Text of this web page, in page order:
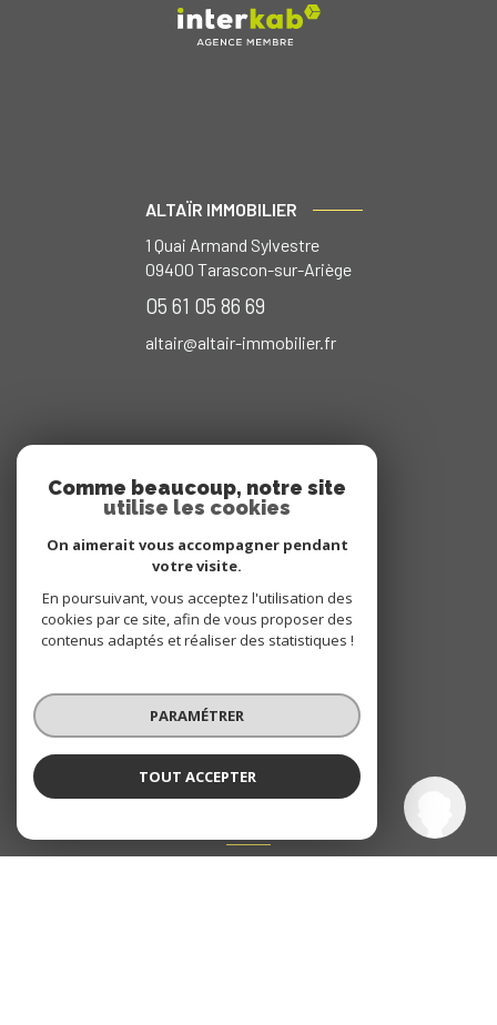
Altaïr immobilier
ALTAÏR IMMOBILIER
1 Quai Armand Sylvestre
09400 Tarascon-sur-Ariège
05 61 05 86 69
altair@altair-immobilier.fr
Comme beaucoup, notre site
utilise les cookies
On aimerait vous accompagner pendant
votre visite.
En poursuivant, vous acceptez l'utilisation des
cookies par ce site, afin de vous proposer des
contenus adaptés et réaliser des statistiques !
PARAMÉTRER
TOUT ACCEPTER